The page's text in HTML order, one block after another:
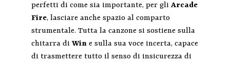
perfetti di come sia importante, per gliArcade
Fire, lasciare anche spazio al comparto
strumentale. Tutta la canzone si sostiene sulla
chitarra di Wine sulla sua voce incerta, capace
di trasmettere tutto il senso di insicurezza di